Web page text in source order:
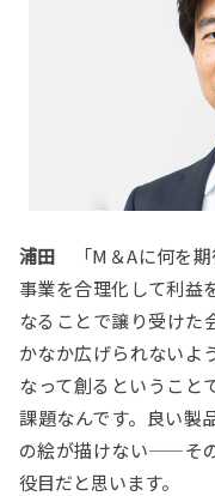
浦田 「M＆Aに何を期
事業を合理化して利益
なることで譲り受けた
かなか広げられないよ
なって創るということ
課題なんです。良い製
の絵が描けない――そ
役目だと思います。